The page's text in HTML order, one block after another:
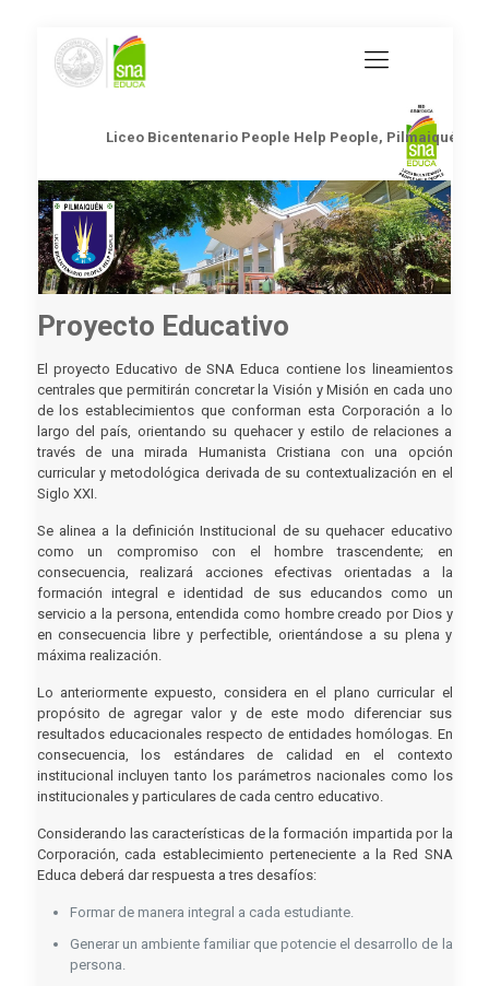
Liceo Bicentenario People Help People, Pilmaiquén
Proyecto Educativo
El proyecto Educativo de SNA Educa contiene los lineamientos
centrales que permitirán concretar la Visión y Misión en cada uno
de los establecimientos que conforman esta Corporación a lo
largo del país, orientando su quehacer y estilo de relaciones a
través de una mirada Humanista Cristiana con una opción
curricular y metodológica derivada de su contextualización en el
Siglo XXI.
Se alinea a la definición Institucional de su quehacer educativo
como un compromiso con el hombre trascendente; en
consecuencia, realizará acciones efectivas orientadas a la
formación integral e identidad de sus educandos como un
servicio a la persona, entendida como hombre creado por Dios y
en consecuencia libre y perfectible, orientándose a su plena y
máxima realización.
Lo anteriormente expuesto, considera en el plano curricular el
propósito de agregar valor y de este modo diferenciar sus
resultados educacionales respecto de entidades homólogas. En
consecuencia, los estándares de calidad en el contexto
institucional incluyen tanto los parámetros nacionales como los
institucionales y particulares de cada centro educativo.
Considerando las características de la formación impartida por la
Corporación, cada establecimiento perteneciente a la Red SNA
Educa deberá dar respuesta a tres desafíos:
Formar de manera integral a cada estudiante.
Generar un ambiente familiar que potencie el desarrollo de la
persona.